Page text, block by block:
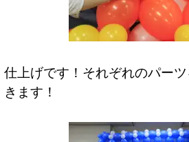
仕上げです！それぞれのパー
きます！